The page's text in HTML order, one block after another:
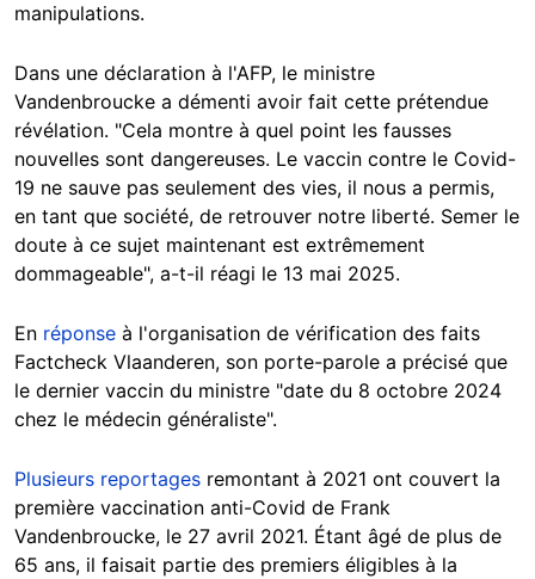
manipulations.
Dans une déclaration à l'AFP, le ministre
Vandenbroucke a démenti avoir fait cette prétendue
révélation. "Cela montre à quel point les fausses
nouvelles sont dangereuses. Le vaccin contre le Covid-
19 ne sauve pas seulement des vies, il nous a permis,
en tant que société, de retrouver notre liberté. Semer le
doute à ce sujet maintenant est extrêmement
dommageable", a-t-il réagi le 13 mai 2025.
En réponse à l'organisation de vérification des faits
Factcheck Vlaanderen, son porte-parole a précisé que
le dernier vaccin du ministre "date du 8 octobre 2024
chez le médecin généraliste".
Plusieurs reportages remontant à 2021 ont couvert la
première vaccination anti-Covid de Frank
Vandenbroucke, le 27 avril 2021. Étant âgé de plus de
65 ans, il faisait partie des premiers éligibles à la